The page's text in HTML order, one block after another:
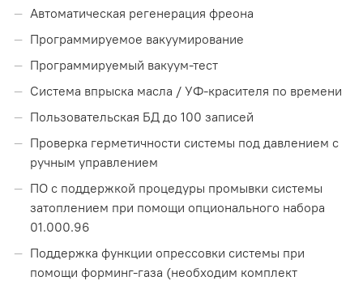
Автоматическая регенерация фреона
Программируемое вакуумирование
Программируемый вакуум-тест
Система впрыска масла / УФ-красителя по времени
Пользовательская БД до 100 записей
Проверка герметичности системы под давлением с
ручным управлением
ПО с поддержкой процедуры промывки системы
затоплением при помощи опционального набора
01.000.96
Поддержка функции опрессовки системы при
помощи форминг-газа (необходим комплект